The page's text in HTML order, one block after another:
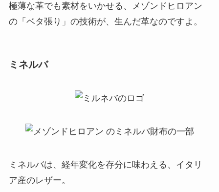
極薄な革でも素材をいかせる、メゾンドヒロアン
の「ベタ張り」の技術が、生んだ革なのですよ。
ミネルバ
ミネルバは、経年変化を存分に味わえる、イタリ
ア産のレザー。